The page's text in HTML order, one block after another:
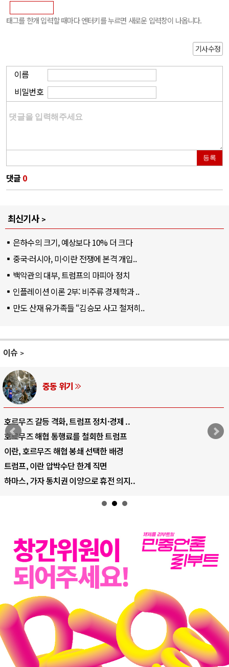
태그를 한개 입력할 때마다 엔터키를 누르면 새로운 입력창이 나옵니다.
기사수정
이름
비밀번호
등록
댓글 0
최신기사
은하수의 크기, 예상보다 10% 더 크다
중국·러시아, 미·이란 전쟁에 본격 개입..
백악관의 대부, 트럼프의 마피아 정치
인플레이션 이론 2부: 비주류 경제학과 ..
만도 산재 유가족들 “김승모 사고 철저히..
이슈
AI와 인간
중국 AI, 저가 공세로 글로벌 토큰 시..
AI 국부펀드 구상 놓고 미국 진보진영 ..
AI 데이터센터 반대 투쟁은 새로운 글로..
AI의 숨은 환경 비용: 데이터센터 확산..
AI는 어떻게 미국 민주주의를 잠식하고 ..